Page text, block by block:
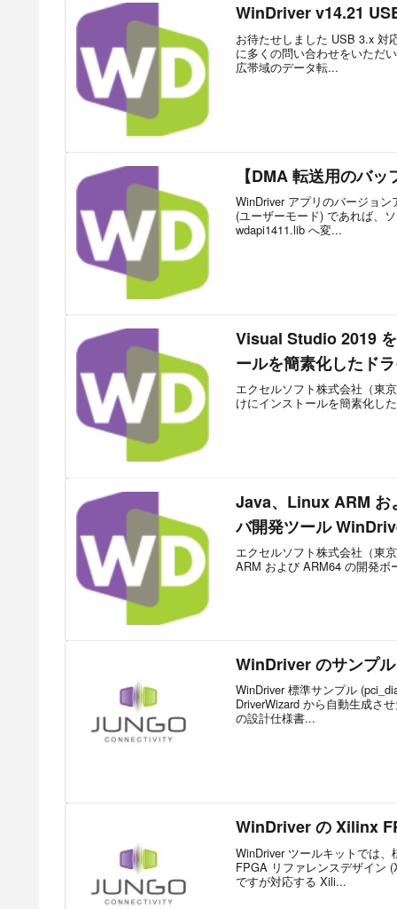
WinDriver v14.21
お待たせしました USB 3.x 対
に多くの問い合わせをいただ
広帯域のデータ転...
【DMA 転送用のバ
WinDriver アプリのバージョ
(ユーザーモード) であれば、
wdapi1411.lib へ変...
Visual Studio 2019
ールを簡素化したド
エクセルソフト株式会社（東
けにインストールを簡素化し
Java、Linux ARM お
バ開発ツール
エクセルソフト株式会社（東
ARM および ARM64 の開発ボ
WinDriver のサンプ
WinDriver 標準サンプル
DriverWizard から自動生成さ
の設計仕様書...
WinDriver の Xilinx
WinDriver ツールキットでは
FPGA リファレンスデザイン
ですが対応する Xili...